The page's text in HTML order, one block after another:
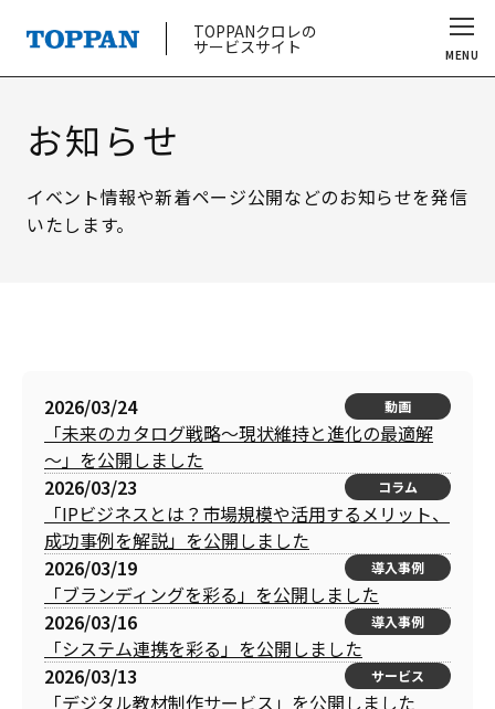
TOPPANクロレの
サービスサイト MENU
お知らせ
イベント情報や新着ページ公開などのお知らせを発信
いたします。
2026/03/24 動画
「未来のカタログ戦略～現状維持と進化の最適解
～」を公開しました
2026/03/23
コラム
「IPビジネスとは？市場規模や活用するメリット、
成功事例を解説」を公開しました
2026/03/19
導入事例
「ブランディングを彩る」を公開しました
2026/03/16
導入事例
「システム連携を彩る」を公開しました
2026/03/13
サービス
「デジタル教材制作サービス」を公開しました